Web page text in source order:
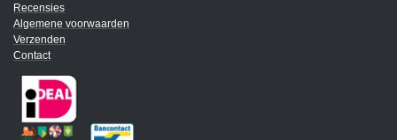
Recensies
Algemene voorwaarden
Verzenden
Contact